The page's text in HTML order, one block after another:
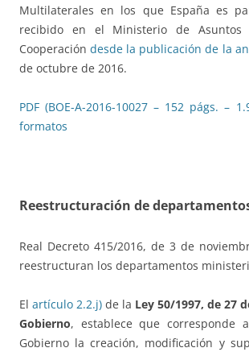
Multilaterales en los que España es
recibido en el Ministerio de Asuntos
Cooperacióndesde la publicación de la
de octubre de 2016.
PDF (BOE-A-2016-10027 – 152 págs. –
formatos
Reestructuración de
Real Decreto 415/2016, de 3 de
reestructuran los departamentos
El artículo 2.2.j) de la Ley 50/1997, de 27
Gobierno, establece que corresponde
Gobierno la creación, modificación y